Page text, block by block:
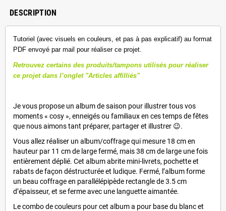
DESCRIPTION
Tutoriel (avec visuels en couleurs, et pas à pas explicatif) au format
PDF envoyé par mail pour réaliser ce projet.
Retrouvez certains des produits/tampons utilisés pour réaliser
ce projet dans l’onglet "Articles affilliés"
Je vous propose un album de saison pour illustrer tous vos
moments « cosy », enneigés ou familiaux en ces temps de fêtes
que nous aimons tant préparer, partager et illustrer 😉.
Vous allez réaliser un album/coffrage qui mesure 18 cm en
hauteur par 11 cm de large fermé, mais 38 cm de large une fois
entièrement déplié. Cet album abrite mini-livrets, pochette et
rabats de façon déstructurée et ludique. Fermé, l’album forme
un beau coffrage en parallélépipède rectangle de 3.5 cm
d’épaisseur, et se ferme avec une languette aimantée.
Le combo de couleurs pour cet album a pour base du blanc et